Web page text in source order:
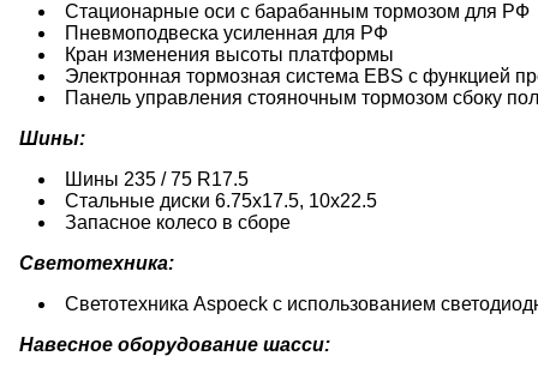
Стационарные оси с барабанным тормозом для РФ
Пневмоподвеска усиленная для РФ
Кран изменения высоты платформы
Электронная тормозная система EBS c функцией
Панель управления стояночным тормозом сбоку
Шины:
Шины 235 / 75 R17.5
Стальные диски 6.75х17.5, 10х22.5
Запасное колесо в сборе
Светотехника:
Светотехника Aspoeck с использованием
Навесное оборудование шасси: